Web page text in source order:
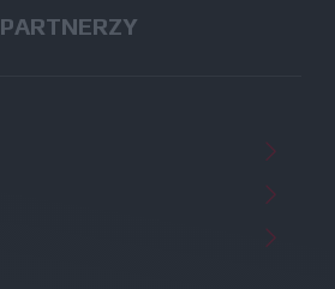
PARTNERZY